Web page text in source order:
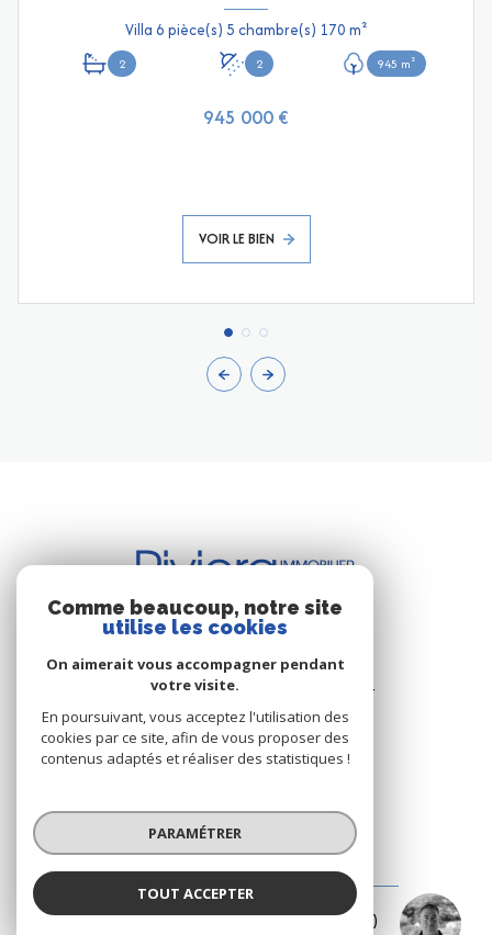
Eddy PARON
Villa 6 pièce(s) 5 chambre(s) 170 m²
2 2 945 m²
945 000 €
VOIR LE BIEN
BUREAU DE CAVALAIRE
Les Résidence du Port - Rue du Port
83240 Cavalaire-sur-Mer
+33.(0)4.94.64.66.53
+33.(0)6.03.00.02.28
riviera.immobilier@wanadoo.fr
BUREAU DE LA CROIX-VALMER
187 Rue Louis Martin ( Rue centrale )
Comme beaucoup, notre site
utilise les cookies
On aimerait vous accompagner pendant
votre visite.
En poursuivant, vous acceptez l'utilisation des
cookies par ce site, afin de vous proposer des
contenus adaptés et réaliser des statistiques !
PARAMÉTRER
TOUT ACCEPTER